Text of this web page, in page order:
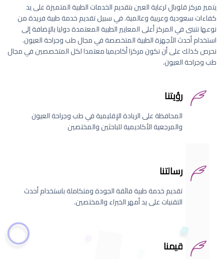
يتميز مركز قلوبال لرعاية العين بتقديم الخدمات الطبية المتميزة على يد
كفاءات سعودية وعربية وعالمية. في سبيل تقديم خدمة طبية فريدة من
نوعها نتبنى في المركز أعلى المعايير الطبية المعتمدة دوليا بالإضافة إلى
استخدام أحدث الأجهزة الطبية المتخصصة في مجال طب وجراحة العيون.
نحرص كذلك على أن نكون مركزا أكاديميا معتمدا لكل المتخصصين في مجال
طب وجراحة العيون.
رؤيتنا
المحافظة على الريادة الإقليمية في طب وجراحة العيون
والمرجعية الأكاديمية للباحثين والمختصين
رسالتنا
تقديم خدمة طبية فائقة الجودة ومتكاملة باستخدام أحدث
التقنيات على يد أمهر الخبراء والمختصين.
قيمنا